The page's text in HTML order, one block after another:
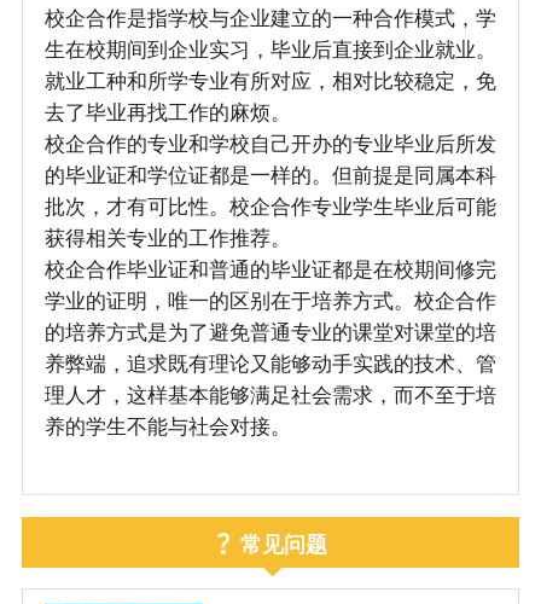
校企合作是指学校与企业建立的一种合作模式，学
生在校期间到企业实习，毕业后直接到企业就业。
就业工种和所学专业有所对应，相对比较稳定，免
去了毕业再找工作的麻烦。
校企合作的专业和学校自己开办的专业毕业后所发
的毕业证和学位证都是一样的。但前提是同属本科
批次，才有可比性。校企合作专业学生毕业后可能
获得相关专业的工作推荐。
校企合作毕业证和普通的毕业证都是在校期间修完
学业的证明，唯一的区别在于培养方式。校企合作
的培养方式是为了避免普通专业的课堂对课堂的培
养弊端，追求既有理论又能够动手实践的技术、管
理人才，这样基本能够满足社会需求，而不至于培
养的学生不能与社会对接。
常见问题